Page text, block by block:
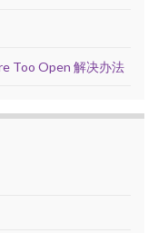
Too Open 解决办法